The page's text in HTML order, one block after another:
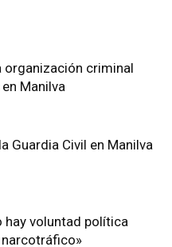
organización criminal
Manilva
Guardia Civil en Manilva
hay voluntad política